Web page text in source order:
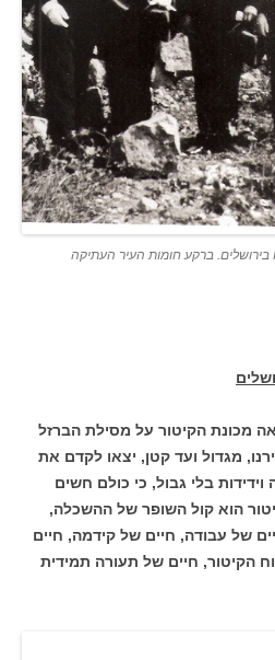
בירושלים. ברקע חומות העיר העתיקה
מכונת הקיטור על מסילת הברזל
מגדול ועד קטן, יצאו לקדם את
בלי גבול, כי כולם חשים
הוא קול השופר של ההשכלה,
של עבודה, חיים של קידמה, חיים
הקיטור, חיים של תעורה תמידית